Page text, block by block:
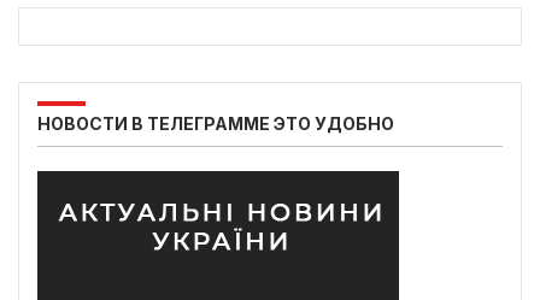
НОВОСТИ В ТЕЛЕГРАММЕ ЭТО УДОБНО